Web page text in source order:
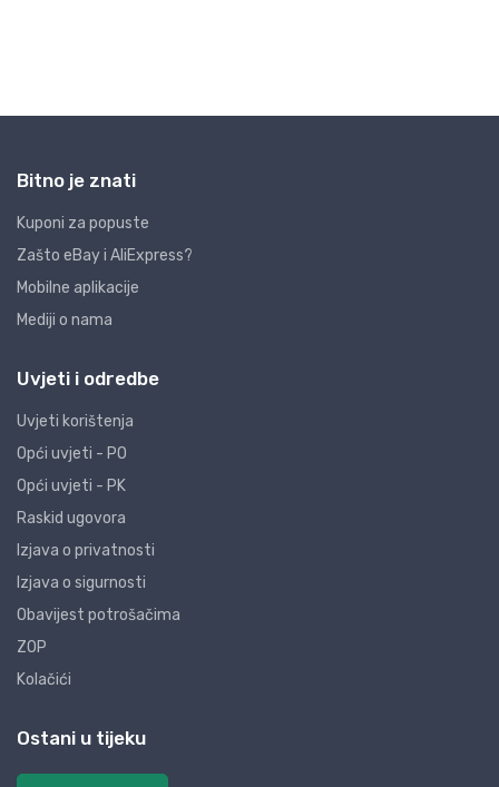
Bitno je znati
Kuponi za popuste
Zašto eBay i AliExpress?
Mobilne aplikacije
Mediji o nama
Uvjeti i odredbe
Uvjeti korištenja
Opći uvjeti - PO
Opći uvjeti - PK
Raskid ugovora
Izjava o privatnosti
Izjava o sigurnosti
Obavijest potrošačima
ZOP
Kolačići
Ostani u tijeku